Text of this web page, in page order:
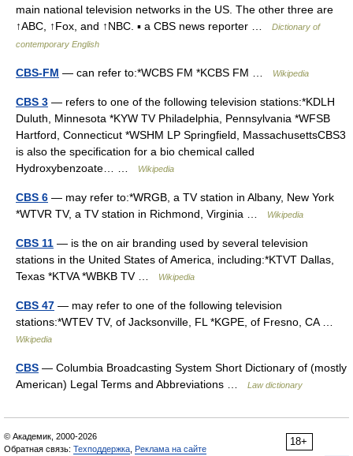
main national television networks in the US. The other three are
↑ABC, ↑Fox, and ↑NBC. ▪ a CBS news reporter …
Dictionary of
contemporary English
CBS-FM — can refer to:*WCBS FM *KCBS FM … Wikipedia
CBS 3 — refers to one of the following television stations:*KDLH
Duluth, Minnesota *KYW TV Philadelphia, Pennsylvania *WFSB
Hartford, Connecticut *WSHM LP Springfield, MassachusettsCBS3
is also the specification for a bio chemical called
Hydroxybenzoate… …
Wikipedia
CBS 6 — may refer to:*WRGB, a TV station in Albany, New York
*WTVR TV, a TV station in Richmond, Virginia …
Wikipedia
CBS 11 — is the on air branding used by several television
stations in the United States of America, including:*KTVT Dallas,
Texas *KTVA *WBKB TV …
Wikipedia
CBS 47 — may refer to one of the following television
stations:*WTEV TV, of Jacksonville, FL *KGPE, of Fresno, CA …
Wikipedia
CBS — Columbia Broadcasting System Short Dictionary of (mostly
American) Legal Terms and Abbreviations …
Law dictionary
18+
© Академик, 2000-2026
Обратная связь: Техподдержка Реклама на сайте